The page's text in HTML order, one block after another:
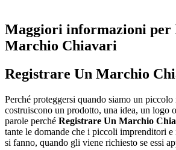
Maggiori informazioni per
Marchio Chiavari
Registrare Un Marchio
Perché proteggersi quando siamo un piccolo
costruiscono un prodotto, una idea, un logo
parole perché Registrare Un Marchio
tante le domande che i piccoli imprenditori
si fanno, quando gli viene richiesto se essi